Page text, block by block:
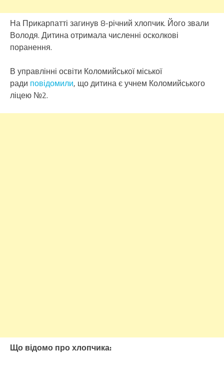
На Прикарпатті загинув 8-річний хлопчик. Його звали
Володя. Дитина отримала численні осколкові
поранення.
В управлінні освіти Коломийської міської
ради повідомили, що дитина є учнем Коломийського
ліцею №2.
Що відомо про хлопчика: